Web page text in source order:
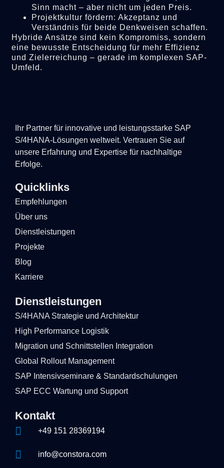
Sinn macht – aber nicht um jeden Preis.
Projektkultur fördern: Akzeptanz und
Verständnis für beide Denkweisen schaffen.
Hybride Ansätze sind kein Kompromiss, sondern
eine bewusste Entscheidung für mehr Effizienz
und Zielerreichung – gerade im komplexen SAP-
Umfeld.
Ihr Partner für innovative und leistungsstarke SAP
S/4HANA-Lösungen weltweit. Vertrauen Sie auf
unsere Erfahrung und Expertise für nachhaltige
Erfolge.
Quicklinks
Empfehlungen
Über uns
Dienstleistungen
Projekte
Blog
Karriere
Dienstleistungen
S/4HANA Strategie und Architektur
High Performance Logistik
Migration und Schnittstellen Integration
Global Rollout Management
SAP Intensivseminare & Standardschulungen
SAP ECC Wartung und Support
Kontakt
+49 151 28369194
info@constora.com